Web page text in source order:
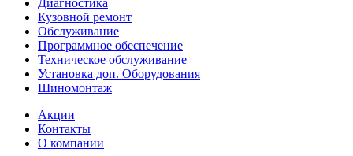
Кузовной ремонт
Обслуживание
Программное обеспечение
Техническое обслуживание
Установка доп. Оборудования
Шиномонтаж
Акции
Контакты
О компании